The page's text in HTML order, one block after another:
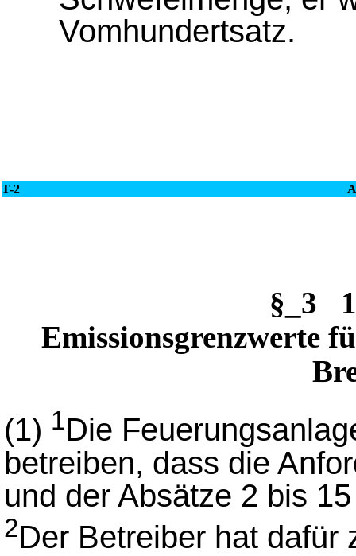
Vomhundertsatz.
T-2
§_3
Emissionsgrenzwerte
(1) 1Die
betreiben, dass die
und der Absätze 2 bis
2Der Betreiber hat dafür